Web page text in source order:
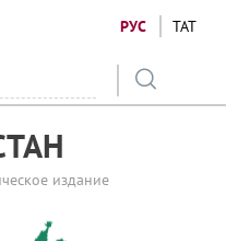
РУС ТАТ
издание